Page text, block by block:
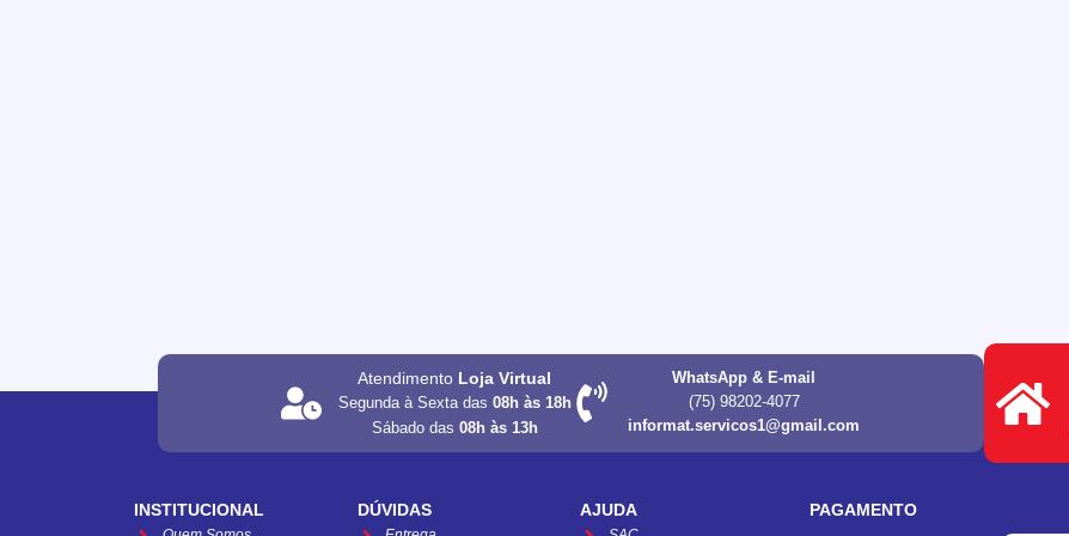
Atendimento Loja Virtual
Segunda à Sexta das 08h às 18h
Sábado das 08h às 13h
WhatsApp & E-mail
(75) 98202-4077
informat.servicos1@gmail.com
INSTITUCIONAL DÚVIDAS AJUDA PAGAMENTO